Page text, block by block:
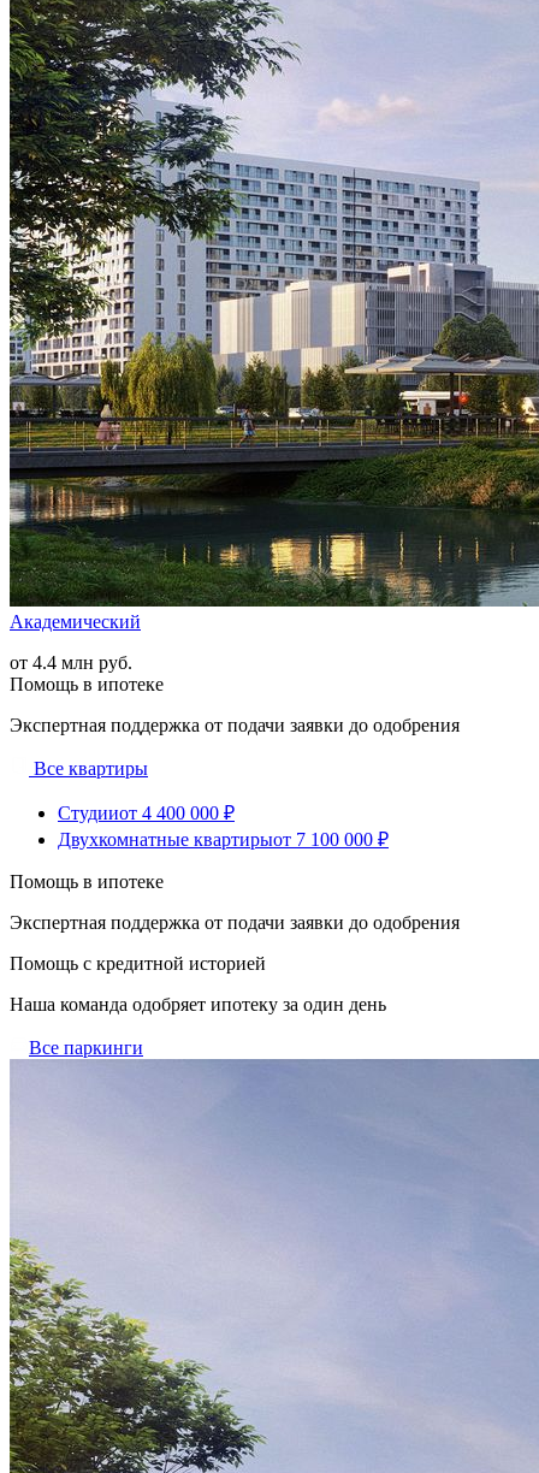
Академический
от 4.4 млн руб.
Помощь в ипотеке
Экспертная поддержка от подачи заявки до одобрения
Все квартиры
Студииот 4 400 000 ₽
Двухкомнатные квартирыот 7 100 000 ₽
Помощь в ипотеке
Экспертная поддержка от подачи заявки до одобрения
Помощь с кредитной историей
Наша команда одобряет ипотеку за один день
Все паркинги